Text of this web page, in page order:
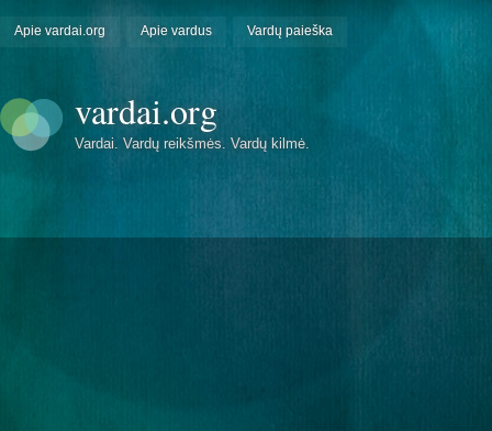
Apie vardai.org Apie vardus Vardų paieška
vardai.org
Vardai. Vardų reikšmės. Vardų kilmė.